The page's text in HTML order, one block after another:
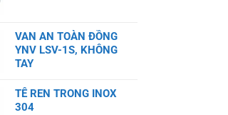
VAN AN TOÀN ĐỒNG
YNV LSV-1S, KHÔNG
TAY
TÊ REN TRONG INOX
304